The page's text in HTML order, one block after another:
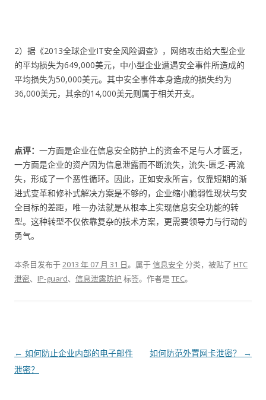
2）据《2013全球企业IT安全风险调查》，网络攻击给大型企业
的平均损失为649,000美元，中小型企业遭遇安全事件所造成的
平均损失为50,000美元。其中安全事件本身造成的损失约为
36,000美元，其余的14,000美元则属于相关开支。
点评： 一方面是企业在信息安全防护上的资金不足与人才匮乏，
一方面是企业的资产因为信息泄露而不断流失，流失-匮乏-再流
失，形成了一个恶性循环。因此，正如安永所言，仅靠短期的渐
进式变革和修补式解决方案是不够的，企业缩小脆弱性现状与安
全目标的差距，唯一办法就是从根本上实现信息安全功能的转
型。这种转型不仅依靠复杂的技术方案，更需要领导力与行动的
勇气。
本条目发布于2013 年 07 月 31 日。属于信息安全分类，被贴了 HTC
泄密、 IP-guard、 信息泄露防护 标签。 作者是TEC。
文章导航
← 如何防止企业内部的电子邮件
泄密？
如何防范外置网卡泄密？ →